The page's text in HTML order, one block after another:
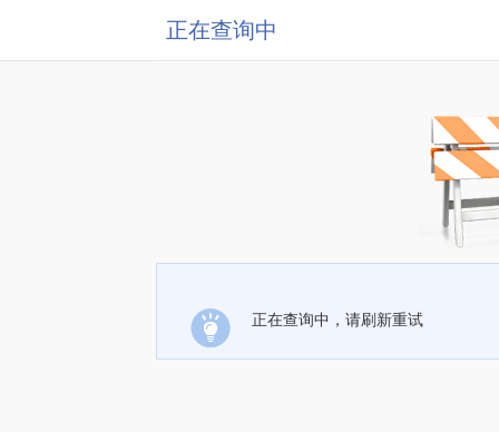
正在查询中
正在查询中，请刷新重试